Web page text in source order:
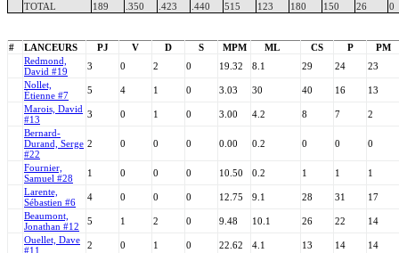
TOTAL
189 .350 .423 .440 515 123 180 150 26 0
# LANCEURS PJ V D S MPM ML CS P
PM
Redmond,
David #19
3 0 2 0 19.32 8.1 29 24
23
Nollet,
Étienne #7
5 4 1 0 3.03 30 40 16
13
Marois, David
#13
3 0 1 0 3.00 4.2 8 7
2
Bernard-
Durand, Serge
#22
2 0 0 0 0.00 0.2 0 0 0
Fournier,
Samuel #28
1 0 0 0 10.50 0.2 1 1
1
Larente,
Sébastien #6
4 0 0 0 12.75 9.1 28 31
17
Beaumont,
Jonathan #12
5 1 2 0 9.48 10.1 26 22
14
Ouellet, Dave
#11
2 0 1 0 22.62 4.1 13 14
14